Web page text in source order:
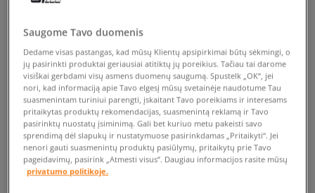
Saugome Tavo duomenis
Dedame visas pastangas, kad mūsų Klientų apsipirkimai būtų sėkmingi, o
jų pasirinkti produktai geriausiai atitiktų jų poreikius. Tačiau tai darome
visiškai gerbdami visų asmens duomenų saugumą. Spustelk „OK“, jei
nori, kad informaciją apie Tavo elgesį mūsų svetainėje naudotume Tau
suasmenintam turiniui parengti, įskaitant Tavo poreikiams ir interesams
pritaikytas produktų rekomendacijas, suasmenintą reklamą ir Tavo
pasirinktų nuostatų įsiminimą. Gali bet kuriuo metu pakeisti savo
sprendimą dėl slapukų ir nustatymuose pasirinkdamas „Pritaikyti“. Jei
nenori gauti suasmenintų produktų pasiūlymų, pritaikytų prie Tavo
pageidavimų, pasirink „Atmesti visus”. Daugiau informacijos rasite mūsų
privatumo politikoje.